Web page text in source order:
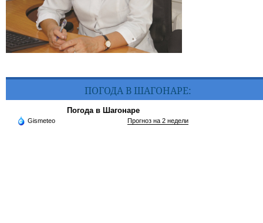
ПОГОДА В ШАГОНАРЕ:
Погода в Шагонаре
Gismeteo Прогноз на 2 недели